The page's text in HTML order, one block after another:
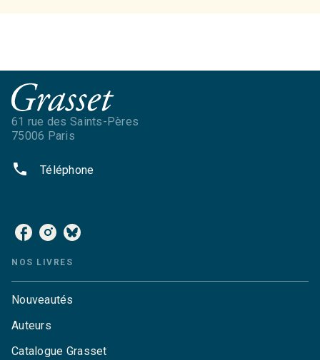
61 rue des Saints-Pères
75006 Paris
phone Téléphone
NOS LIVRES
Nouveautés
Auteurs
Catalogue Grasset